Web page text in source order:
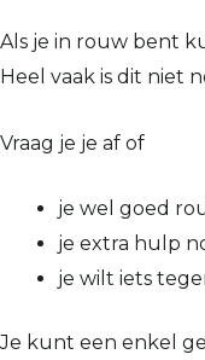
Als je in rouw bent
Heel vaak is dit niet
Vraag je je af of
je wel goed
je extra hulp
je wilt iets
Je kunt een enkel